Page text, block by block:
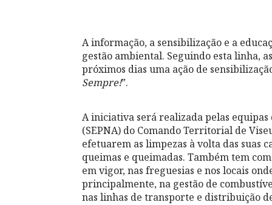
A informação, a sensibilização e a
gestão ambiental. Seguindo esta linha,
próximos dias uma ação de
Sempre!”.
A iniciativa será realizada pelas
(SEPNA) do Comando Territorial de
efetuarem as limpezas à volta das suas
queimas e queimadas. Também tem
em vigor, nas freguesias e nos locais
principalmente, na gestão de
nas linhas de transporte e distribuição